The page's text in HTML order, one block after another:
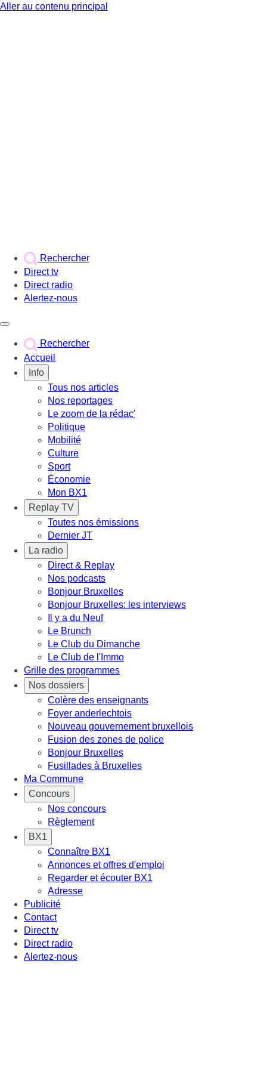
Aller au contenu principal
Rechercher
Direct tv
Direct radio
Alertez-nous
Rechercher
Accueil
Info
Tous nos articles
Nos reportages
Le zoom de la rédac'
Politique
Mobilité
Culture
Sport
Économie
Mon BX1
Replay TV
Toutes nos émissions
Dernier JT
La radio
Direct & Replay
Nos podcasts
Bonjour Bruxelles
Bonjour Bruxelles: les interviews
Il y a du Neuf
Le Brunch
Le Club du Dimanche
Le Club de l'Immo
Grille des programmes
Nos dossiers
Colère des enseignants
Foyer anderlechtois
Nouveau gouvernement bruxellois
Fusion des zones de police
Bonjour Bruxelles
Fusillades à Bruxelles
Ma Commune
Concours
Nos concours
Règlement
BX1
Connaître BX1
Annonces et offres d'emploi
Regarder et écouter BX1
Adresse
Publicité
Contact
Direct tv
Direct radio
Alertez-nous